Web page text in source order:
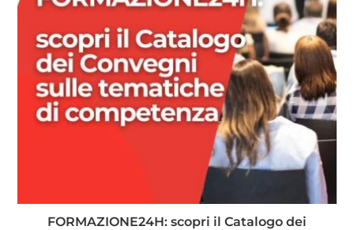
FORMAZIONE24H: scopri il Catalogo dei